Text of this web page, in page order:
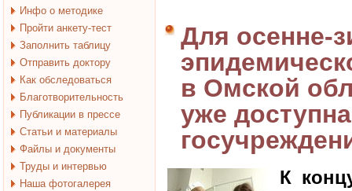
Инфо о методике
Пройти анкету-тест
Заполнить таблицу
Отправить доктору
Как обследоваться
Благотворительность
Публикации в прессе
Статьи и материалы
Файлы и документы
Труды и интервью
Наша фотогалерея
Для осенне-
в Омской
уже
К